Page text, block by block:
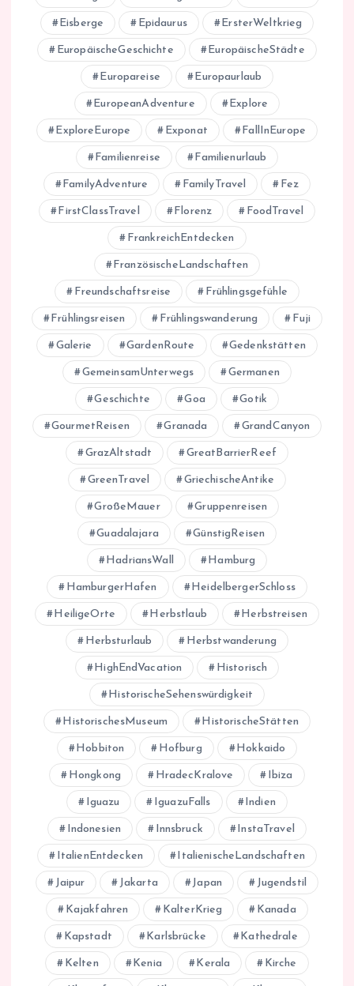
Eisberge Epidaurus ErsterWeltkrieg
EuropäischeGeschichte EuropäischeStädte
Europareise Europaurlaub
EuropeanAdventure Explore
ExploreEurope Exponat FallInEurope
Familienreise Familienurlaub
FamilyAdventure FamilyTravel Fez
FirstClassTravel Florenz FoodTravel
FrankreichEntdecken
FranzösischeLandschaften
Freundschaftsreise Frühlingsgefühle
Frühlingsreisen Frühlingswanderung Fuji
Galerie GardenRoute Gedenkstätten
GemeinsamUnterwegs Germanen
Geschichte Goa Gotik
GourmetReisen Granada GrandCanyon
GrazAltstadt GreatBarrierReef
GreenTravel GriechischeAntike
GroßeMauer Gruppenreisen
Guadalajara GünstigReisen
HadriansWall Hamburg
HamburgerHafen HeidelbergerSchloss
HeiligeOrte Herbstlaub Herbstreisen
Herbsturlaub Herbstwanderung
HighEndVacation Historisch
HistorischeSehenswürdigkeit
HistorischesMuseum HistorischeStätten
Hobbiton Hofburg Hokkaido
Hongkong HradecKralove Ibiza
Iguazu IguazuFalls Indien
Indonesien Innsbruck InstaTravel
ItalienEntdecken ItalienischeLandschaften
Jaipur Jakarta Japan Jugendstil
Kajakfahren KalterKrieg Kanada
Kapstadt Karlsbrücke Kathedrale
Kelten Kenia Kerala Kirche